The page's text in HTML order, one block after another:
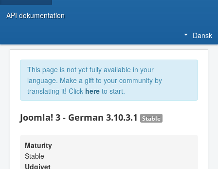
API dokumentation
Dansk
This page is not yet fully available in your
language. Make a gift to your community by
translating it! Click here to start.
Joomla! 3 - German 3.10.3.1 Stable
Maturity
Stable
Udgivet